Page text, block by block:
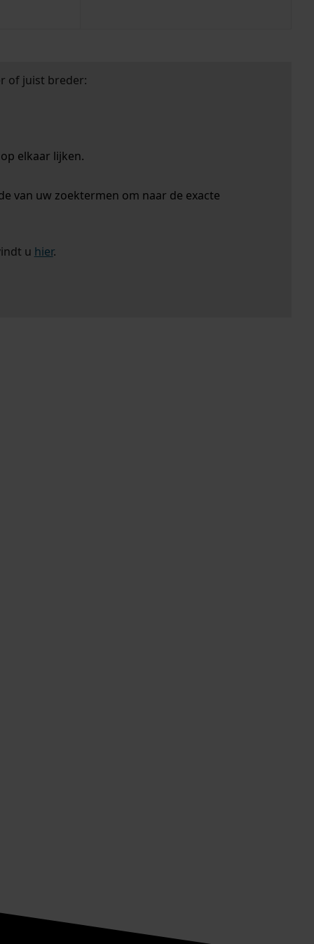
of juist breder:
elkaar lijken.
van uw zoektermen om naar de exacte
u hier.